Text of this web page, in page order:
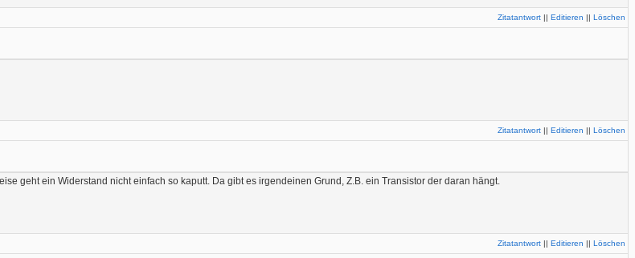
Zitatantwort || Editieren || Löschen
Zitatantwort || Editieren || Löschen
geht ein Widerstand nicht einfach so kaputt. Da gibt es irgendeinen Grund, Z.B. ein Transistor der daran hängt.
Zitatantwort || Editieren || Löschen